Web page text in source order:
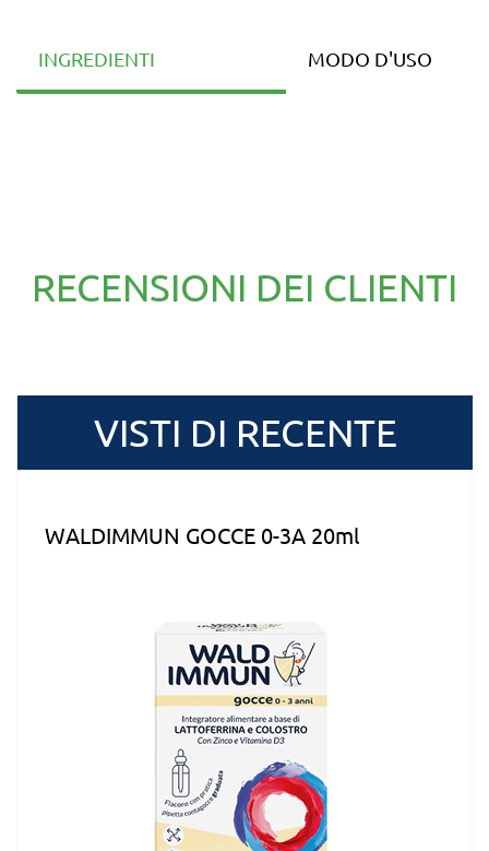
INGREDIENTI MODO D'USO
RECENSIONI DEI CLIENTI
VISTI DI RECENTE
WALDIMMUN GOCCE 0-3A 20ml